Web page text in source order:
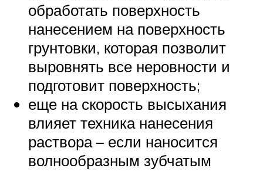
обработать поверхность
нанесением на поверхность
грунтовки, которая позволит
выровнять все неровности и
подготовит поверхность;
еще на скорость высыхания
влияет техника нанесения
раствора – если наносится
волнообразным зубчатым